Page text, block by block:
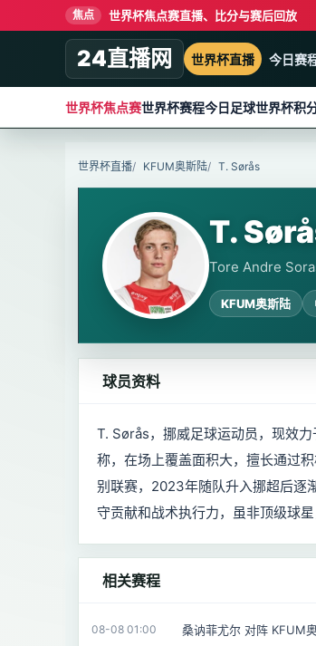
焦点 世界杯焦点赛直播、比分与赛后回放
24直播网 世界杯直播 今日赛
世界杯焦点赛世界杯赛程今日足球世界杯积
世界杯直播 KFUM奥斯陆 T. Sørås
T.
Tore Andre
KFUM奥斯陆
球员资料
T. Sørås，挪威足球运动员，现效
称，在场上覆盖面积大，擅长通过
别联赛，2023年随队升入挪超后逐
守贡献和战术执行力，虽非顶级球
相关赛程
08-08 01:00 桑讷菲尤尔 对阵 KFUM